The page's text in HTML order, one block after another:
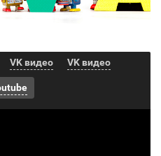
VK видео VK видео